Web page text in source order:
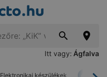
Itt vagy: Ágfalva
Elektronikai készülékek